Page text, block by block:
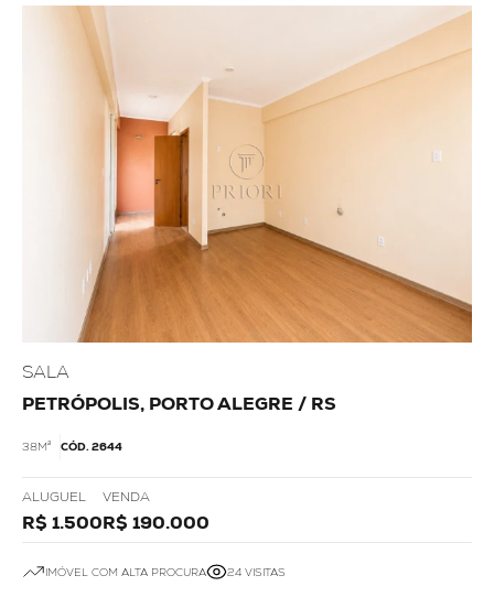
SALA
PETRÓPOLIS, PORTO ALEGRE / RS
38M² CÓD. 2644
ALUGUEL
R$ 1.500
VENDA
R$ 190.000
IMÓVEL COM ALTA PROCURA 24 VISITAS